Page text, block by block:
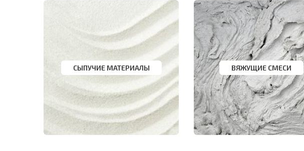
СЫПУЧИЕ МАТЕРИАЛЫ ВЯЖУЩИЕ СМЕСИ